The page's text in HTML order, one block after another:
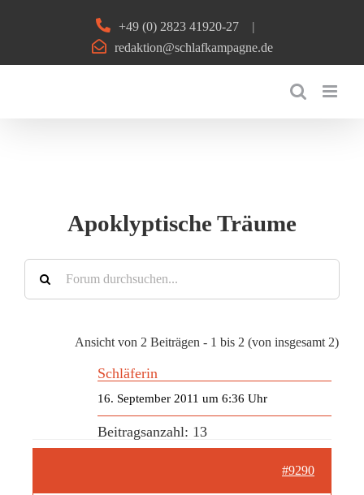
+49 (0) 2823 41920-27
|
redaktion@schlafkampagne.de
Apoklyptische Träume
Ansicht von 2 Beiträgen - 1 bis 2 (von insgesamt 2)
Schläferin
16. September 2011 um 6:36 Uhr
Beitragsanzahl: 13
#9290